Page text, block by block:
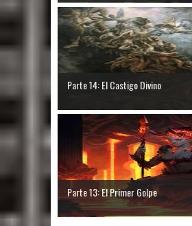
Parte 14: El Castigo Divino
Parte 13: El Primer Golpe